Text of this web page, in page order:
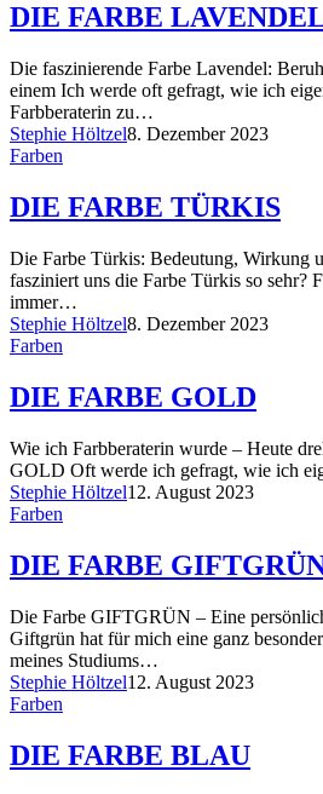
DIE FARBE
Die faszinierende Farbe Lavendel:
einem Ich werde oft gefragt, wie ich
Farbberaterin zu…
Stephie Höltzel8. Dezember 2023
Farben
DIE FARBE TÜRKIS
Die Farbe Türkis: Bedeutung, Wirkung
fasziniert uns die Farbe Türkis so sehr?
immer…
Stephie Höltzel8. Dezember 2023
Farben
DIE FARBE GOLD
Wie ich Farbberaterin wurde – Heute
GOLD Oft werde ich gefragt, wie ich
Stephie Höltzel12. August 2023
Farben
DIE FARBE
Die Farbe GIFTGRÜN – Eine
Giftgrün hat für mich eine ganz
meines Studiums…
Stephie Höltzel12. August 2023
Farben
DIE FARBE BLAU